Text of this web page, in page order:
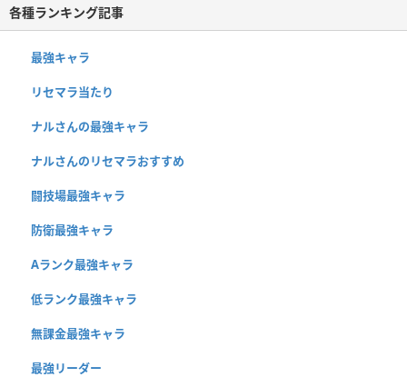
各種ランキング記事
最強キャラ
リセマラ当たり
ナルさんの最強キャラ
ナルさんのリセマラおすすめ
闘技場最強キャラ
防衛最強キャラ
Aランク最強キャラ
低ランク最強キャラ
無課金最強キャラ
最強リーダー